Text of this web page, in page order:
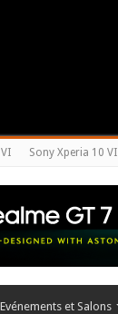
Sony Xperia 10 VI
Evénements et Salons